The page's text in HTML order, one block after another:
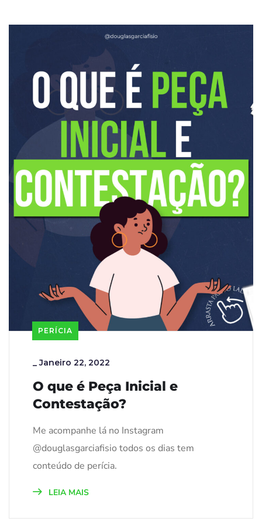
PERÍCIA
_Janeiro 22, 2022
O que é Peça Inicial e
Contestação?
Me acompanhe lá no Instagram
@douglasgarciafisio todos os dias tem
conteúdo de perícia.
LEIA MAIS